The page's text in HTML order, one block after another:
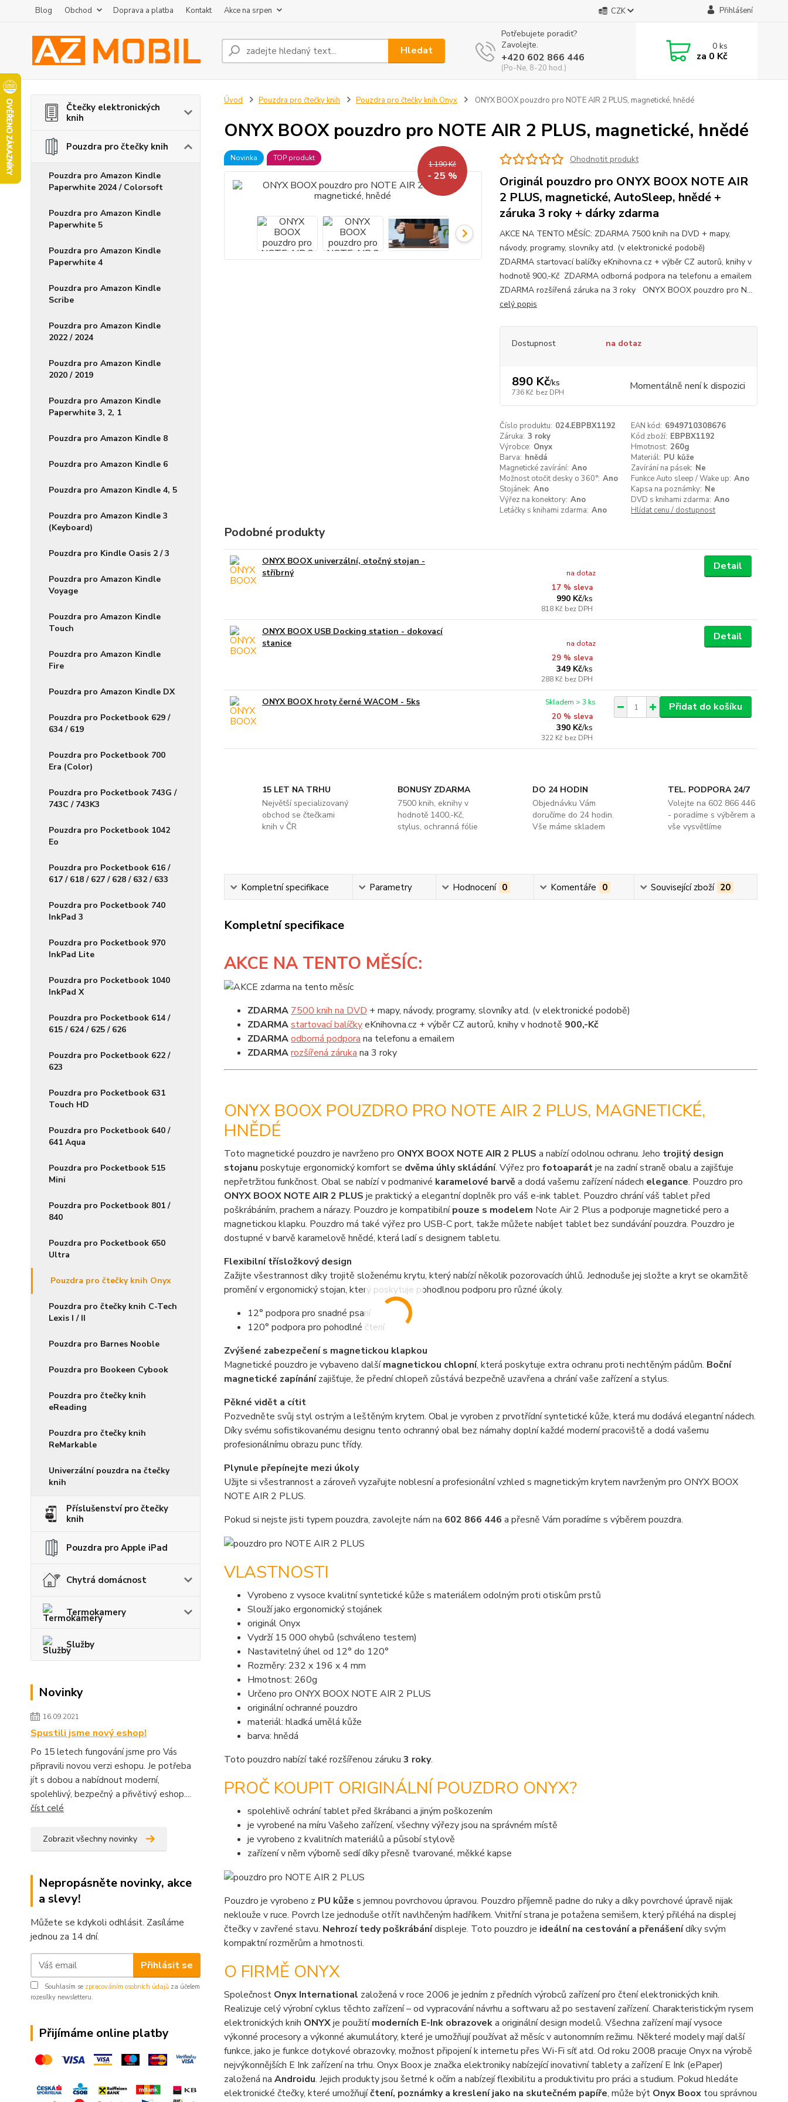
Blog Obchod Doprava a platba Kontakt Akce na srpen CZK Přihlášení
Hledat
Potřebujete poradit?
Zavolejte.
+420 602 866 446
(Po-Ne, 8-20 hod.)
0ks
za 0 Kč
Čtečky elektronických
knih
Pouzdra pro čtečky knih
Pouzdra pro Amazon Kindle
Paperwhite 2024 / Colorsoft
Pouzdra pro Amazon Kindle
Paperwhite 5
Pouzdra pro Amazon Kindle
Paperwhite 4
Pouzdra pro Amazon Kindle
Scribe
Pouzdra pro Amazon Kindle
2022 / 2024
Pouzdra pro Amazon Kindle
2020 / 2019
Pouzdra pro Amazon Kindle
Paperwhite 3, 2, 1
Pouzdra pro Amazon Kindle 8
Pouzdra pro Amazon Kindle 6
Pouzdra pro Amazon Kindle 4, 5
Pouzdra pro Amazon Kindle 3
(Keyboard)
Pouzdra pro Kindle Oasis 2 / 3
Pouzdra pro Amazon Kindle
Voyage
Pouzdra pro Amazon Kindle
Touch
Pouzdra pro Amazon Kindle
Fire
Pouzdra pro Amazon Kindle DX
Pouzdra pro Pocketbook 629 /
634 / 619
Pouzdra pro Pocketbook 700
Era (Color)
Pouzdra pro Pocketbook 743G /
743C / 743K3
Pouzdra pro Pocketbook 1042
Eo
Pouzdra pro Pocketbook 616 /
617 / 618 / 627 / 628 / 632 / 633
Pouzdra pro Pocketbook 740
InkPad 3
Pouzdra pro Pocketbook 970
InkPad Lite
Pouzdra pro Pocketbook 1040
InkPad X
Pouzdra pro Pocketbook 614 /
615 / 624 / 625 / 626
Pouzdra pro Pocketbook 622 /
623
Pouzdra pro Pocketbook 631
Touch HD
Pouzdra pro Pocketbook 640 /
641 Aqua
Pouzdra pro Pocketbook 515
Mini
Pouzdra pro Pocketbook 801 /
840
Pouzdra pro Pocketbook 650
Ultra
Pouzdra pro čtečky knih Onyx
Pouzdra pro čtečky knih C-Tech
Lexis I / II
Pouzdra pro Barnes Nooble
Pouzdra pro Bookeen Cybook
Pouzdra pro čtečky knih
eReading
Pouzdra pro čtečky knih
ReMarkable
Univerzální pouzdra na čtečky
knih
Příslušenství pro čtečky
knih
Pouzdra pro Apple iPad
Chytrá domácnost
Termokamery
Služby
Novinky
16.09.2021
Spustili jsme nový eshop!
Po 15 letech fungování jsme pro Vás
připravili novou verzi eshopu. Je potřeba
jít s dobou a nabídnout moderní,
spolehlivý, bezpečný a přivětivý eshop....
číst celé
Zobrazit všechny novinky
Nepropásněte novinky, akce
a slevy!
Můžete se kdykoli odhlásit. Zasíláme
jednou za 14 dní.
Přihlásit se
Souhlasím se zpracováním osobních údajů za účelem
rozesílky newsletteru.
Přijímáme online platby
Úvod Pouzdra pro čtečky knih Pouzdra pro čtečky knih Onyx ONYX BOOX pouzdro pro NOTE AIR 2 PLUS, magnetické, hnědé
ONYX BOOX pouzdro pro NOTE AIR 2 PLUS, magnetické, hnědé
Novinka TOP produkt
1 190 Kč
- 25 %
Ohodnotit produkt
Originál pouzdro pro ONYX BOOX NOTE AIR
2 PLUS, magnetické, AutoSleep, hnědé +
záruka 3 roky + dárky zdarma
AKCE NA TENTO MĚSÍC: ZDARMA 7500 knih na DVD + mapy,
návody, programy, slovníky atd. (v elektronické podobě)
ZDARMA startovací balíčky eKnihovna.cz + výběr CZ autorů, knihy v
hodnotě 900,-Kč ZDARMA odborná podpora na telefonu a emailem
ZDARMA rozšířená záruka na 3 roky ONYX BOOX pouzdro pro N...
celý popis
Dostupnost na dotaz
890 Kč/ks
736 Kč bez DPH Momentálně není k dispozici
Číslo produktu: 024.EBPBX1192 EAN kód: 6949710308676
Záruka: 3 roky Kód zboží: EBPBX1192
Výrobce: Onyx Hmotnost: 260g
Barva: hnědá Materiál: PU kůže
Magnetické zavírání: Ano Zavírání na pásek: Ne
Možnost otočit desky o 360°: Ano Funkce Auto sleep / Wake up: Ano
Stojánek: Ano Kapsa na poznámky: Ne
Výřez na konektory: Ano DVD s knihami zdarma: Ano
Letáčky s knihami zdarma: Ano Hlídat cenu / dostupnost
Podobné produkty
ONYX BOOX univerzální, otočný stojan -
stříbrný
17 % sleva
990 Kč/ks
818 Kč bez DPH
na dotaz
Detail
ONYX BOOX USB Docking station - dokovací
stanice
29 % sleva
349 Kč/ks
288 Kč bez DPH
na dotaz
Detail
ONYX BOOX hroty černé WACOM - 5ks
20 % sleva
390 Kč/ks
322 Kč bez DPH
Skladem > 3 ks Přidat do košíku
15 LET NA TRHU
Největší specializovaný
obchod se čtečkami
knih v ČR
BONUSY ZDARMA
7500 knih, eknihy v
hodnotě 1400,-Kč,
stylus, ochranná fólie
DO 24 HODIN
Objednávku Vám
doručíme do 24 hodin.
Vše máme skladem
TEL. PODPORA 24/7
Volejte na 602 866 446
- poradíme s výběrem a
vše vysvětlíme
Kompletní specifikace Parametry Hodnocení 0 Komentáře 0 Související zboží 20
Kompletní specifikace
AKCE NA TENTO MĚSÍC:
ZDARMA 7500 knih na DVD + mapy, návody, programy, slovníky atd. (v elektronické podobě)
ZDARMAstartovací balíčkyeKnihovna.cz + výběr CZ autorů, knihy v hodnotě 900,-Kč
ZDARMAodborná podpora na telefonu a emailem
ZDARMArozšířená záruka na 3 roky
ONYX BOOX POUZDRO PRO NOTE AIR 2 PLUS, MAGNETICKÉ,
HNĚDÉ
Toto magnetické pouzdro je navrženo pro ONYX BOOX NOTE AIR 2 PLUS a nabízí odolnou ochranu. Jeho trojitý design
stojanu poskytuje ergonomický komfort se dvěma úhly skládání. Výřez pro fotoaparátje na zadní straně obalu a zajišťuje
nepřetržitou funkčnost. Obal se nabízí v podmanivé karamelové barvě a dodá vašemu zařízení nádech elegance. Pouzdro pro
ONYX BOOX NOTE AIR 2 PLUS je praktický a elegantní doplněk pro váš e-ink tablet. Pouzdro chrání váš tablet před
poškrábáním, prachem a nárazy. Pouzdro je kompatibilnípouze s modelem Note Air 2 Plus a podporuje magnetické pero a
magnetickou klapku. Pouzdro má také výřez pro USB-C port, takže můžete nabíjet tablet bez sundávání pouzdra. Pouzdro je
dostupné v barvě karamelově hnědé, která ladí s designem tabletu.
Flexibilní třísložkový design
Zažijte všestrannost díky trojitě složenému krytu, který nabízí několik pozorovacích úhlů. Jednoduše jej složte a kryt se okamžitě
promění v ergonomický stojan, který poskytuje pohodlnou podporu pro různé úkoly.
12° podpora pro snadné psaní
120° podpora pro pohodlné čtení
Zvýšené zabezpečení s magnetickou klapkou
Magnetické pouzdro je vybaveno dalšímagnetickou chlopní, která poskytuje extra ochranu proti nechtěným pádům. Boční
magnetické zapínánízajišťuje, že přední chlopeň zůstává bezpečně uzavřena a chrání vaše zařízení a stylus.
Pěkné vidět a cítit
Pozvedněte svůj styl ostrým a leštěným krytem. Obal je vyroben z prvotřídní syntetické kůže, která mu dodává elegantní nádech.
Díky svému sofistikovanému designu tento ochranný obal bez námahy doplní každé moderní pracoviště a dodá vašemu
profesionálnímu obrazu punc třídy.
Plynule přepínejte mezi úkoly
Užijte si všestrannost a zároveň vyzařujte noblesní a profesionální vzhled s magnetickým krytem navrženým pro ONYX BOOX
NOTE AIR 2 PLUS.
Pokud si nejste jisti typem pouzdra, zavolejte nám na 602 866 446 a přesně Vám poradíme s výběrem pouzdra.
VLASTNOSTI
Vyrobeno z vysoce kvalitní syntetické kůže s materiálem odolným proti otiskům prstů
Slouží jako ergonomický stojánek
originál Onyx
Vydrží 15 000 ohybů (schváleno testem)
Nastavitelný úhel od 12° do 120°
Rozměry: 232 x 196 x 4 mm
Hmotnost: 260g
Určeno pro ONYX BOOX NOTE AIR 2 PLUS
originální ochranné pouzdro
materiál: hladká umělá kůže
barva: hnědá
Toto pouzdro nabízí také rozšířenou záruku 3 roky.
PROČ KOUPIT ORIGINÁLNÍ POUZDRO ONYX?
spolehlivě ochrání tablet před škrábanci a jiným poškozením
je vyrobené na míru Vašeho zařízení, všechny výřezy jsou na správném místě
je vyrobeno z kvalitních materiálů a působí stylově
zařízení v něm výborně sedí díky přesně tvarované, měkké kapse
Pouzdro je vyrobeno z PU kůže s jemnou povrchovou úpravou. Pouzdro příjemně padne do ruky a díky povrchové úpravě nijak
neklouže v ruce. Povrch lze jednoduše otřít navlhčeným hadříkem. Vnitřní strana je potažena semišem, který přiléhá na displej
čtečky v zavřené stavu. Nehrozí tedy poškrábánídispleje. Toto pouzdro je ideální na cestování a přenášenídíky svým
kompaktní rozměrům a hmotnosti.
O FIRMĚ ONYX
Společnost Onyx International založená v roce 2006 je jedním z předních výrobců zařízení pro čtení elektronických knih.
Realizuje celý výrobní cyklus těchto zařízení – od vypracování návrhu a softwaru až po sestavení zařízení. Charakteristickým rysem
elektronických knih ONYXje použitímoderních E-Ink obrazoveka originální design modelů. Všechna zařízení mají vysoce
výkonné procesory a výkonné akumulátory, které je umožňují používat až měsíc v autonomním režimu. Některé modely mají další
funkce, jako je funkce dotykové obrazovky, možnost připojení k internetu přes Wi-Fi síť atd. Od roku 2008 pracuje Onyx na výrobě
nejvýkonnějších E Ink zařízení na trhu. Onyx Boox je značka elektroniky nabízející inovativní tablety a zařízení E Ink (ePaper)
založená na Androidu. Jejich produkty jsou šetrné k očím a nabízejí flexibilitu a produktivitu pro práci a studium. Pokud hledáte
elektronické čtečky, které umožňujíčtení, poznámky a kreslení jako na skutečném papíře, může být Onyx Boox tou správnou